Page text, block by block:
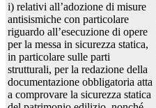
i) relativi all’adozione di misure
antisismiche con particolare
riguardo all’esecuzione di opere
per la messa in sicurezza statica,
in particolare sulle parti
strutturali, per la redazione della
documentazione obbligatoria atta
a comprovare la sicurezza statica